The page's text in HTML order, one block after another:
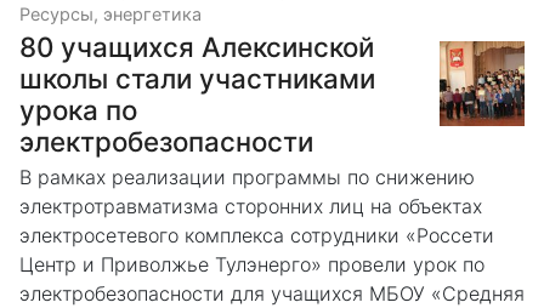
Ресурсы, энергетика
80 учащихся Алексинской
школы стали участниками
урока по
электробезопасности
В рамках реализации программы по снижению
электротравматизма сторонних лиц на объектах
электросетевого комплекса сотрудники «Россети
Центр и Приволжье Тулэнерго» провели урок по
электробезопасности для учащихся МБОУ «Средняя